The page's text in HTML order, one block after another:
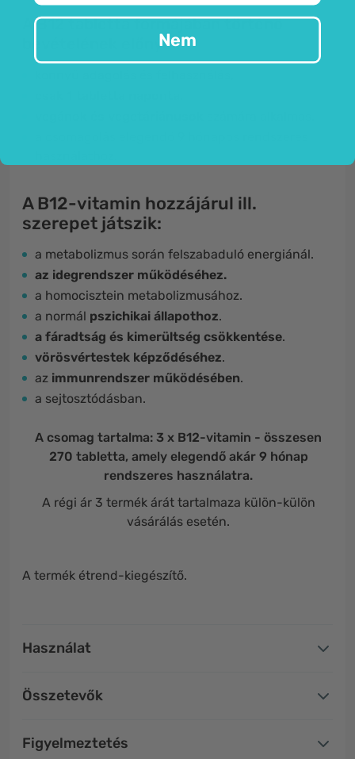
A B12 tabletta formájában történő
bevételének előnyei:
A B12-vitamin hozzájárul ill.
szerepet játszik:
a metabolizmus során felszabaduló energiánál.
az idegrendszer működéséhez.
a homocisztein metabolizmusához.
a normál pszichikai állapothoz.
a fáradtság és kimerültség csökkentése.
vörösvértestek képződéséhez.
az immunrendszer működésében.
a sejtosztódásban.
A csomag tartalma: 3 x B12-vitamin - összesen
270 tabletta, amely elegendő akár 9 hónap
rendszeres használatra.
A régi ár 3 termék árát tartalmaza külön-külön
vásárálás esetén.
A termék étrend-kiegészítő.
Használat
Összetevők
Figyelmeztetés
Nem